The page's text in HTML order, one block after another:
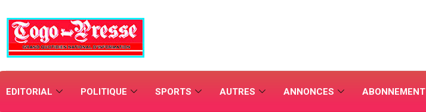
EDITORIAL POLITIQUE SPORTS AUTRES ANNONCES ABONNEMENT